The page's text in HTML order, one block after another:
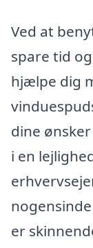
Ved at
spare tid
hjælpe dig
dine
i en
er